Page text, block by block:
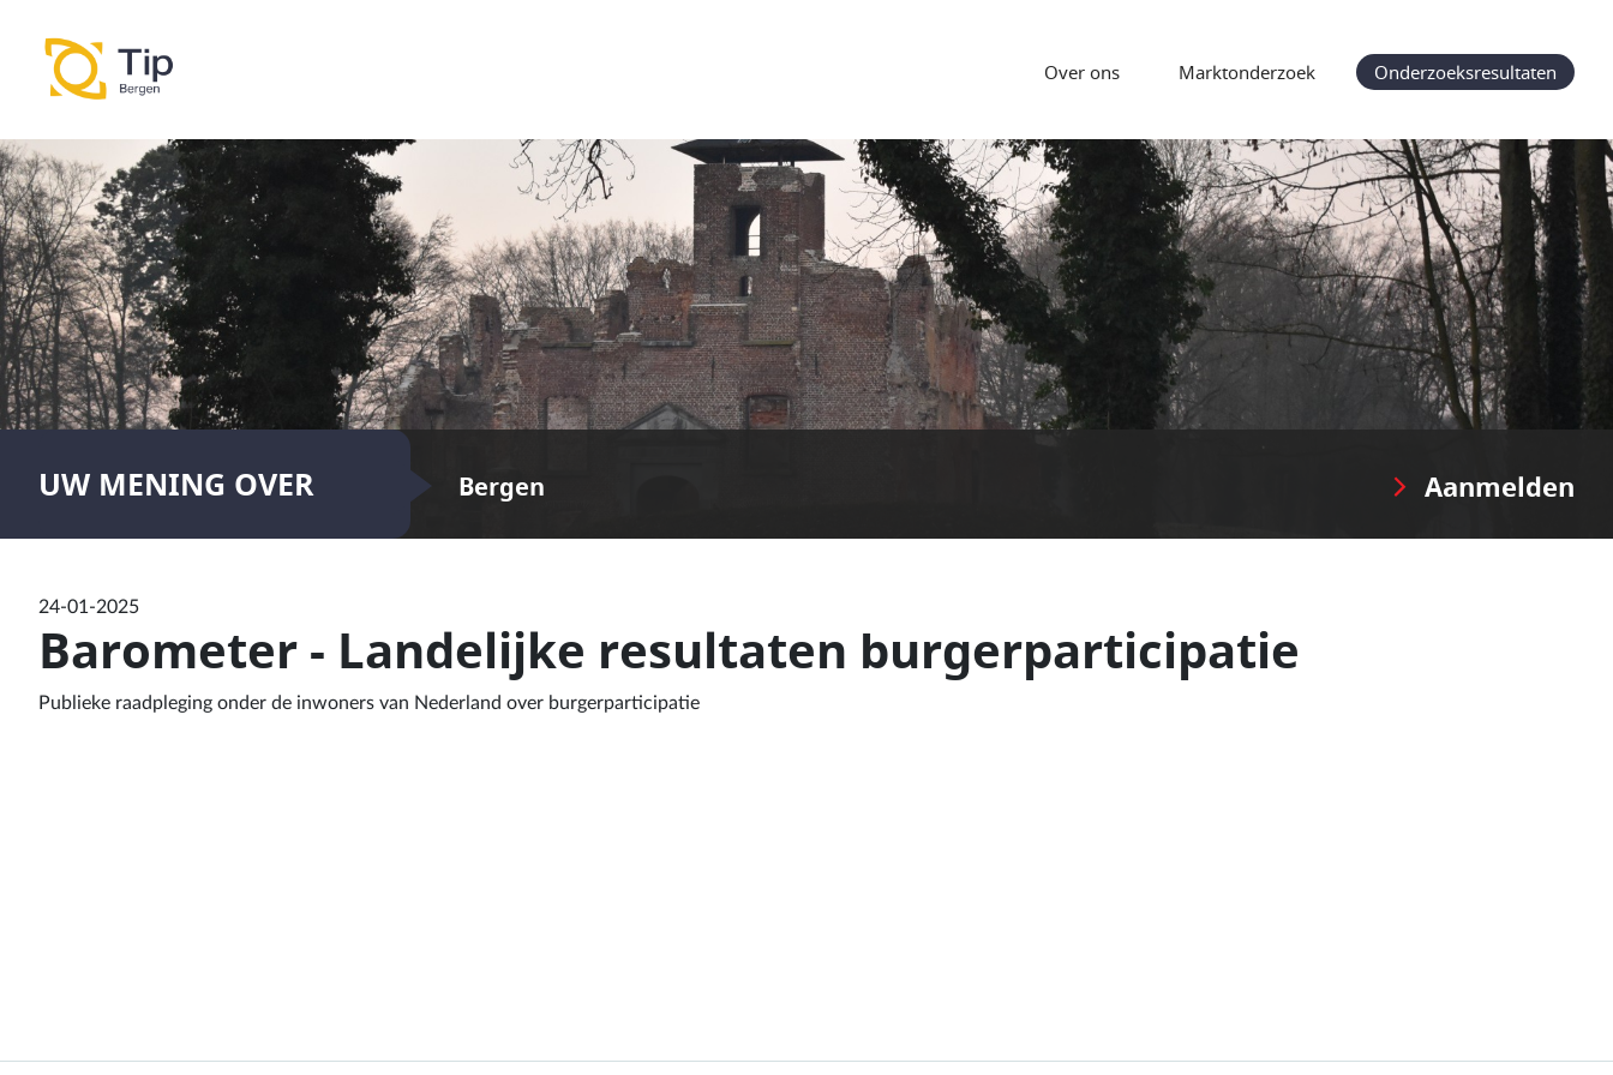
Over ons Marktonderzoek Onderzoeksresultaten
UW MENING OVER Bergen Aanmelden
24-01-2025
Barometer - Landelijke resultaten burgerparticipatie
Publieke raadpleging onder de inwoners van Nederland over burgerparticipatie